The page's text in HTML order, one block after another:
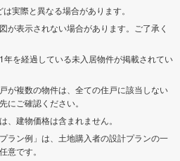
実際と異なる場合があります。
が表示されない場合があります。ご了承く
年を経過している未入居物件が掲載されてい
が複数の物件は、全ての住戸に該当しない
にご確認ください。
、建物価格は含まれません。
ラン例」は、土地購入者の設計プランの一
意です。